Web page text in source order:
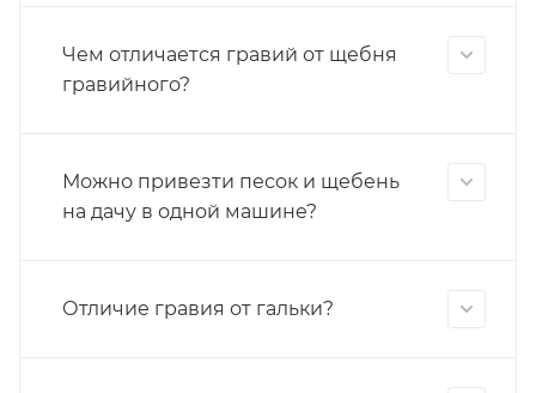
Чем отличается гравий от щебня
гравийного?
Можно привезти песок и щебень
на дачу в одной машине?
Отличие гравия от гальки?